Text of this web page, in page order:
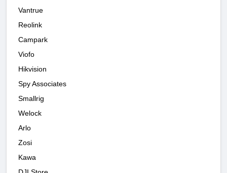
Vantrue
Reolink
Campark
Viofo
Hikvision
Spy Associates
Smallrig
Welock
Arlo
Zosi
Kawa